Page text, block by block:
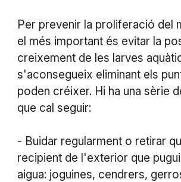
Per prevenir la proliferació del
el més important és evitar la
creixement de les larves
s'aconsegueix eliminant els
poden créixer. Hi ha una sèrie
que cal seguir:
- Buidar regularment o retirar
recipient de l'exterior que
aigua: joguines, cendrers,